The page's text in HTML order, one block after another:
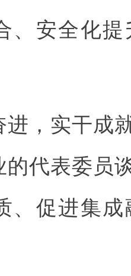
、安全化
进，实干成
的代表委员
、促进集